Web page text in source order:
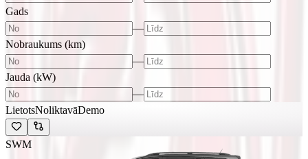
Gads
—
Nobraukums (km)
—
Jauda (kW)
—
LietotsNoliktavāDemo
SWM